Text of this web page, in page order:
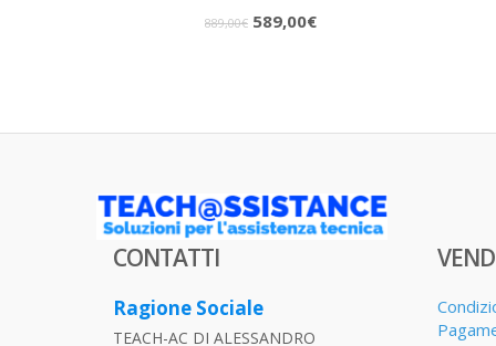
889,00€ Il
589,00€Il
CONTATTI
Ragione Sociale
TEACH-AC DI ALESSANDRO